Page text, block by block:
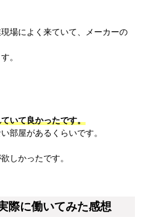
場によく来ていて、メーカーの
。
いて良かったです。
部屋があるくらいです。
しかったです。
際に働いてみた感想